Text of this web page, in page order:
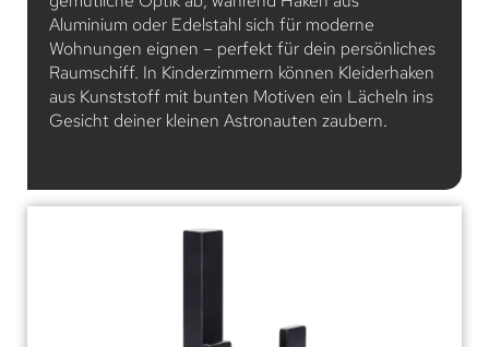
Aluminium oder Edelstahl sich für moderne
Wohnungen eignen – perfekt für dein persönliches
Raumschiff. In Kinderzimmern können Kleiderhaken
aus Kunststoff mit bunten Motiven ein Lächeln ins
Gesicht deiner kleinen Astronauten zaubern.